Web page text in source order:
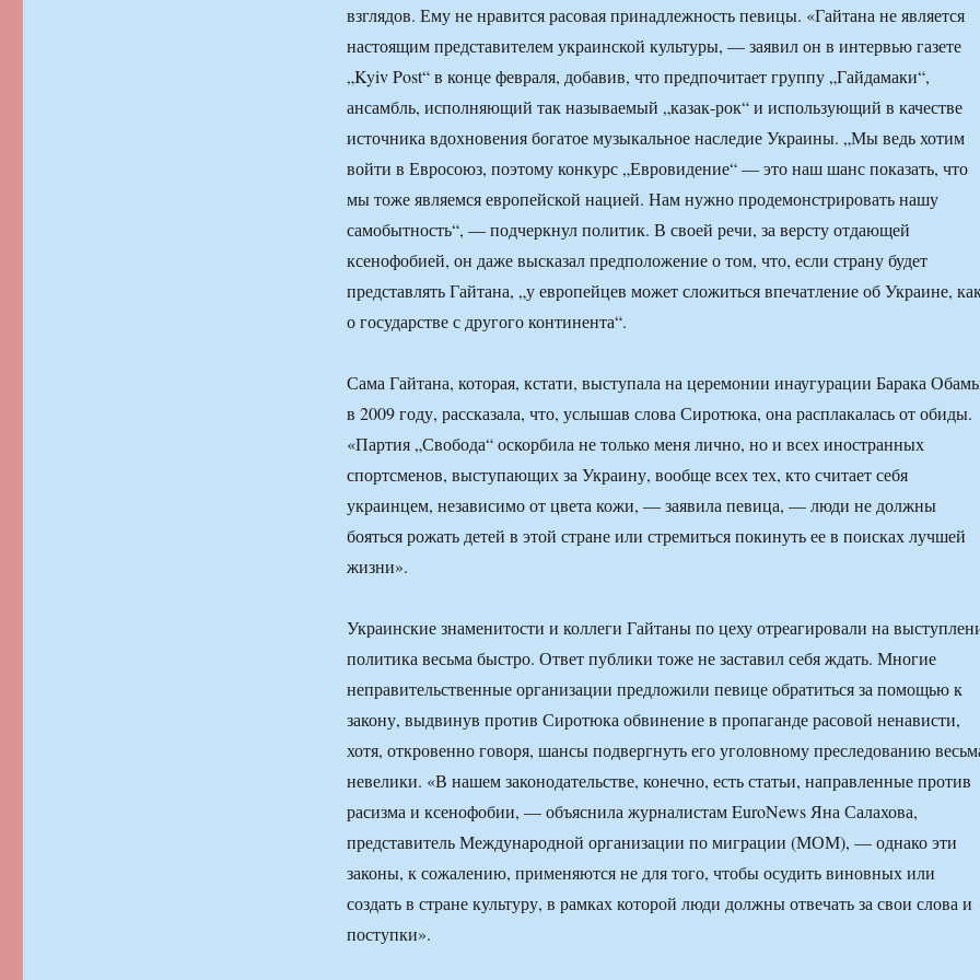
взглядов. Ему не нравится расовая принадлежность певицы. «Гайтана не является
настоящим представителем украинской культуры, — заявил он в интервью газете
„Kyiv Post“ в конце февраля, добавив, что предпочитает группу „Гайдамаки“,
ансамбль, исполняющий так называемый „казак-рок“ и использующий в качестве
источника вдохновения богатое музыкальное наследие Украины. „Мы ведь хотим
войти в Евросоюз, поэтому конкурс „Евровидение“ — это наш шанс показать, что
мы тоже являемся европейской нацией. Нам нужно продемонстрировать нашу
самобытность“, — подчеркнул политик. В своей речи, за версту отдающей
ксенофобией, он даже высказал предположение о том, что, если страну будет
представлять Гайтана, „у европейцев может сложиться впечатление об Украине,
о государстве с другого континента“.
Сама Гайтана, которая, кстати, выступала на церемонии инаугурации Барака
в 2009 году, рассказала, что, услышав слова Сиротюка, она расплакалась от обиды.
«Партия „Свобода“ оскорбила не только меня лично, но и всех иностранных
спортсменов, выступающих за Украину, вообще всех тех, кто считает себя
украинцем, независимо от цвета кожи, — заявила певица, — люди не должны
бояться рожать детей в этой стране или стремиться покинуть ее в поисках лучшей
жизни».
Украинские знаменитости и коллеги Гайтаны по цеху отреагировали на
политика весьма быстро. Ответ публики тоже не заставил себя ждать. Многие
неправительственные организации предложили певице обратиться за помощью к
закону, выдвинув против Сиротюка обвинение в пропаганде расовой ненависти,
хотя, откровенно говоря, шансы подвергнуть его уголовному преследованию
невелики. «В нашем законодательстве, конечно, есть статьи, направленные против
расизма и ксенофобии, — объяснила журналистам EuroNews Яна Салахова,
представитель Международной организации по миграции (МОМ), — однако эти
законы, к сожалению, применяются не для того, чтобы осудить виновных или
создать в стране культуру, в рамках которой люди должны отвечать за свои слова и
поступки».